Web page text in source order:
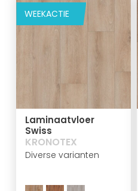
WEEKACTIE
Laminaatvloer
Swiss
KRONOTEX
Diverse varianten